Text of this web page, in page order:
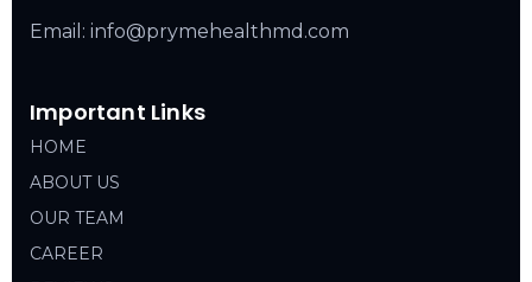
Email: info@prymehealthmd.com
Important Links
HOME
ABOUT US
OUR TEAM
CAREER